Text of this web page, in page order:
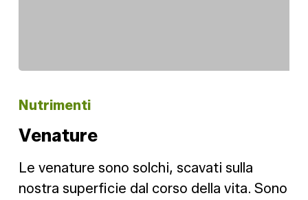
Nutrimenti
Venature
Le venature sono solchi, scavati sulla
nostra superficie dal corso della vita. Sono